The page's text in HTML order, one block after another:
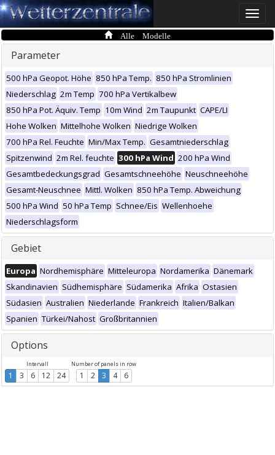
Toggle
Alle Modelle
Parameter
500 hPa Geopot. Höhe 850 hPa Temp. 850 hPa Stromlinien
Niederschlag 2m Temp 700 hPa Vertikalbew
850 hPa Pot. Äquiv. Temp 10m Wind 2m Taupunkt CAPE/LI
Hohe Wolken Mittelhohe Wolken Niedrige Wolken
700 hPa Rel. Feuchte Min/Max Temp. Gesamtniederschlag
Spitzenwind 2m Rel. feuchte 300 hPa Wind 200 hPa Wind
Gesamtbedeckungsgrad Gesamtschneehöhe Neuschneehöhe
Gesamt-Neuschnee Mittl. Wolken 850 hPa Temp. Abweichung
500 hPa Wind 50 hPa Temp Schnee/Eis Wellenhoehe
Niederschlagsform
Gebiet
Europa Nordhemisphäre Mitteleuropa Nordamerika Dänemark
Skandinavien Südhemisphäre Südamerika Afrika Ostasien
Südasien Australien Niederlande Frankreich Italien/Balkan
Spanien Türkei/Nahost Großbritannien
Options
Intervall
1 3 6 12 24
Number of panels in row
1 2 3 4 6